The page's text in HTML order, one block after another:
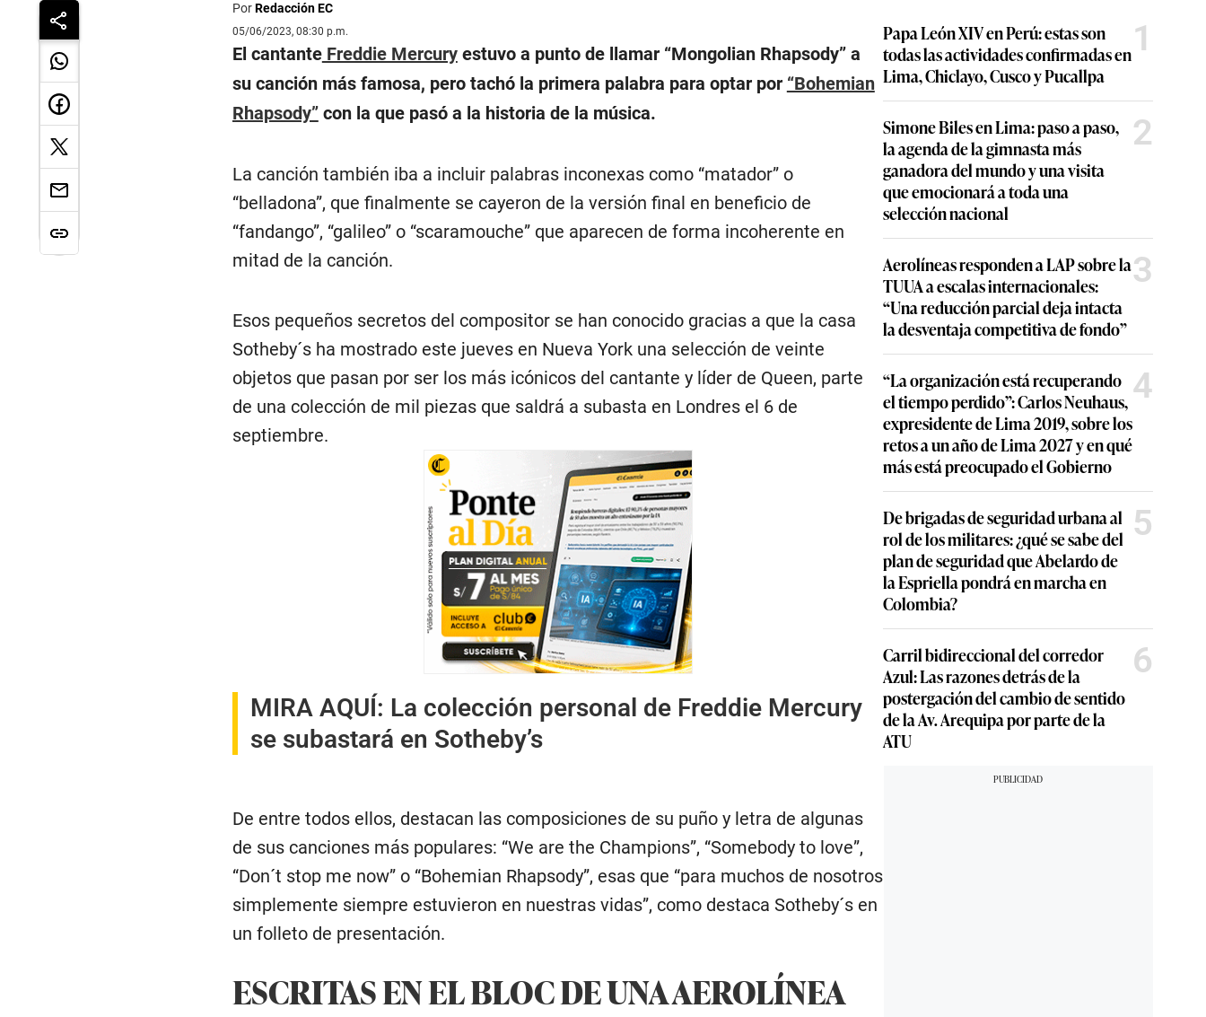
PorRedacción EC
05/06/2023, 08:30 p.m.
El cantanteFreddie Mercuryestuvo a punto de llamar “Mongolian Rhapsody” a
su canción más famosa, pero tachó la primera palabra para optar por “Bohemian
Rhapsody”con la que pasó a la historia de la música.
La canción también iba a incluir palabras inconexas como “matador” o
“belladona”, que finalmente se cayeron de la versión final en beneficio de
“fandango”, “galileo” o “scaramouche” que aparecen de forma incoherente en
mitad de la canción.
Esos pequeños secretos del compositor se han conocido gracias a que la casa
Sotheby´s ha mostrado este jueves en Nueva York una selección de veinte
objetos que pasan por ser los más icónicos del cantante y líder de Queen, parte
de una colección de mil piezas que saldrá a subasta en Londres el 6 de
septiembre.
MIRA AQUÍ: La colección personal de Freddie Mercury
se subastará en Sotheby’s
De entre todos ellos, destacan las composiciones de su puño y letra de algunas
de sus canciones más populares: “We are the Champions”, “Somebody to love”,
“Don´t stop me now” o “Bohemian Rhapsody”, esas que “para muchos de nosotros
simplemente siempre estuvieron en nuestras vidas”, como destaca Sotheby´s en
un folleto de presentación.
ESCRITAS EN EL BLOC DE UNA AEROLÍNEA
Papa León XIV en Perú: estas son
todas las actividades confirmadas en
Lima, Chiclayo, Cusco y Pucallpa
1
Simone Biles en Lima: paso a paso,
la agenda de la gimnasta más
ganadora del mundo y una visita
que emocionará a toda una
selección nacional
2
Aerolíneas responden a LAP sobre la
TUUA a escalas internacionales:
“Una reducción parcial deja intacta
la desventaja competitiva de fondo”
3
“La organización está recuperando
el tiempo perdido”: Carlos Neuhaus,
expresidente de Lima 2019, sobre los
retos a un año de Lima 2027 y en qué
más está preocupado el Gobierno
4
De brigadas de seguridad urbana al
rol de los militares: ¿qué se sabe del
plan de seguridad que Abelardo de
la Espriella pondrá en marcha en
Colombia?
5
Carril bidireccional del corredor
Azul: Las razones detrás de la
postergación del cambio de sentido
de la Av. Arequipa por parte de la
ATU
6